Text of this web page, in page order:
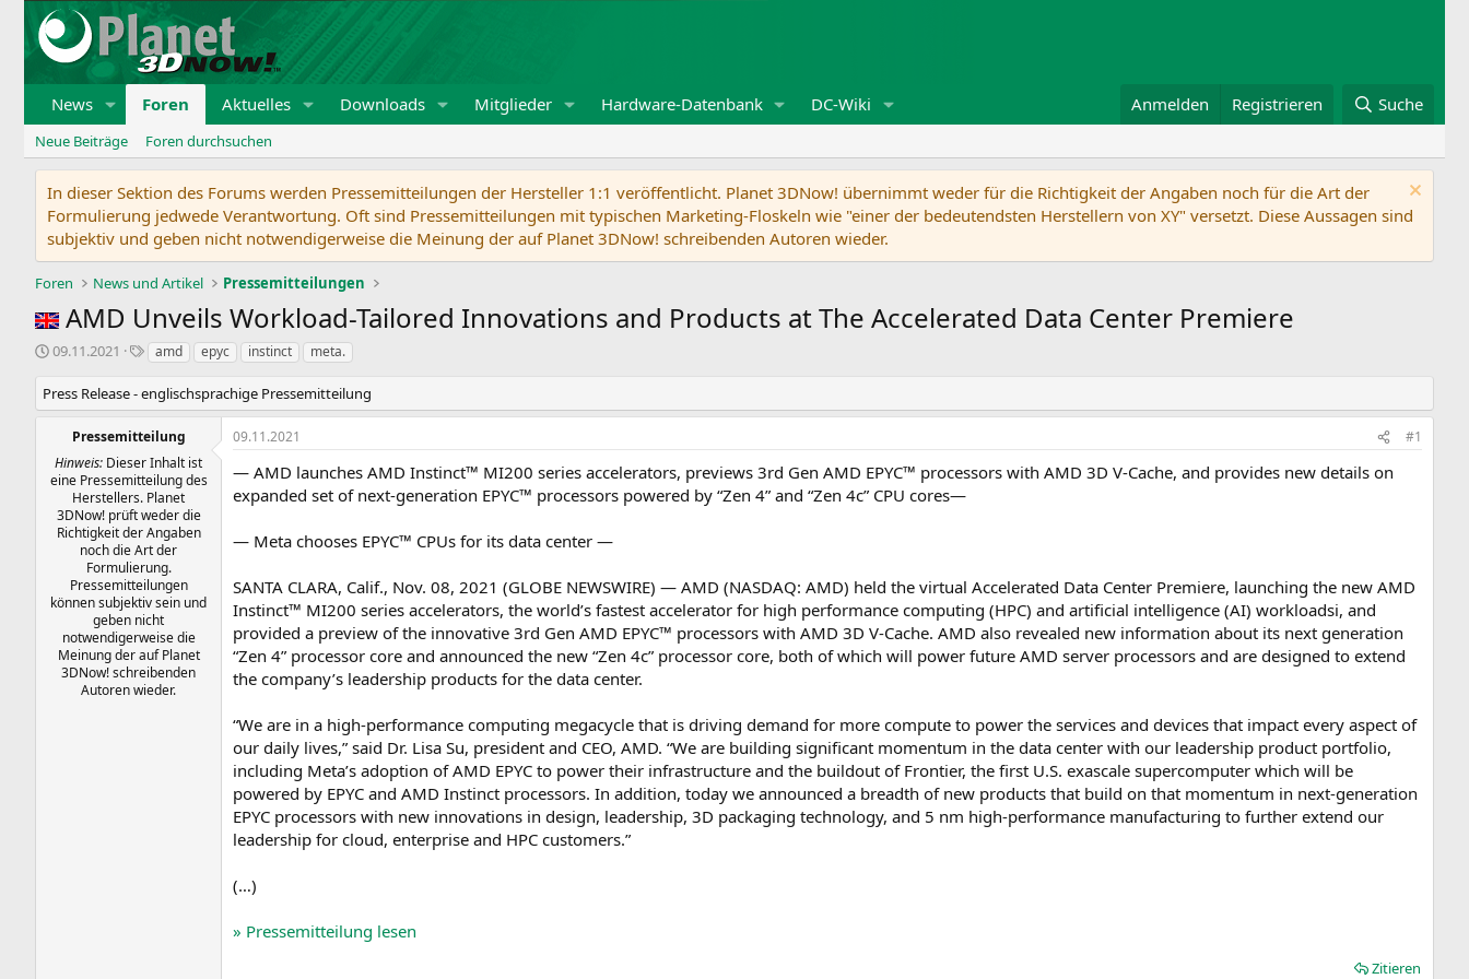
News Foren Aktuelles Downloads Mitglieder Hardware-Datenbank DC-Wiki Anmelden Registrieren Suche
Neue Beiträge Foren durchsuchen
In dieser Sektion des Forums werden Pressemitteilungen der Hersteller 1:1 veröffentlicht. Planet 3DNow! übernimmt weder für die Richtigkeit der Angaben noch für die Art der
Formulierung jedwede Verantwortung. Oft sind Pressemitteilungen mit typischen Marketing-Floskeln wie "einer der bedeutendsten Herstellern von XY" versetzt. Diese Aussagen sind
subjektiv und geben nicht notwendigerweise die Meinung der auf Planet 3DNow! schreibenden Autoren wieder.
Foren News und Artikel Pressemitteilungen
AMD Unveils Workload-Tailored Innovations and Products at The Accelerated Data Center Premiere
E
s
t
t
a
m
09.11.2021
S
h
l
a
g
w
o
r
t
e
amd epyc instinct meta.
Press Release - englischsprachige Pressemitteilung
Pressemitteilung
Hinweis: Dieser Inhalt ist
eine Pressemitteilung des
Herstellers. Planet
3DNow! prüft weder die
Richtigkeit der Angaben
noch die Art der
Formulierung.
Pressemitteilungen
können subjektiv sein und
geben nicht
notwendigerweise die
Meinung der auf Planet
3DNow! schreibenden
Autoren wieder.
09.11.2021 #1
— AMD launches AMD Instinct™ MI200 series accelerators, previews 3rd Gen AMD EPYC™ processors with AMD 3D V-Cache, and provides new details on
expanded set of next-generation EPYC™ processors powered by “Zen 4” and “Zen 4c” CPU cores—
— Meta chooses EPYC™ CPUs for its data center —
SANTA CLARA, Calif., Nov. 08, 2021 (GLOBE NEWSWIRE) — AMD (NASDAQ: AMD) held the virtual Accelerated Data Center Premiere, launching the new AMD
Instinct™ MI200 series accelerators, the world’s fastest accelerator for high performance computing (HPC) and artificial intelligence (AI) workloadsi, and
provided a preview of the innovative 3rd Gen AMD EPYC™ processors with AMD 3D V-Cache. AMD also revealed new information about its next generation
“Zen 4” processor core and announced the new “Zen 4c” processor core, both of which will power future AMD server processors and are designed to extend
the company’s leadership products for the data center.
“We are in a high-performance computing megacycle that is driving demand for more compute to power the services and devices that impact every aspect of
our daily lives,” said Dr. Lisa Su, president and CEO, AMD. “We are building significant momentum in the data center with our leadership product portfolio,
including Meta’s adoption of AMD EPYC to power their infrastructure and the buildout of Frontier, the first U.S. exascale supercomputer which will be
powered by EPYC and AMD Instinct processors. In addition, today we announced a breadth of new products that build on that momentum in next-generation
EPYC processors with new innovations in design, leadership, 3D packaging technology, and 5 nm high-performance manufacturing to further extend our
leadership for cloud, enterprise and HPC customers.”
(…)
» Pressemitteilung lesen
Zitieren